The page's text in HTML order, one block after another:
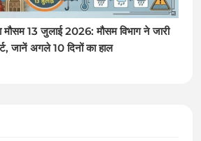
13 जुलाई 2026: मौसम विभाग ने जारी
जानें अगले 10 दिनों का हाल